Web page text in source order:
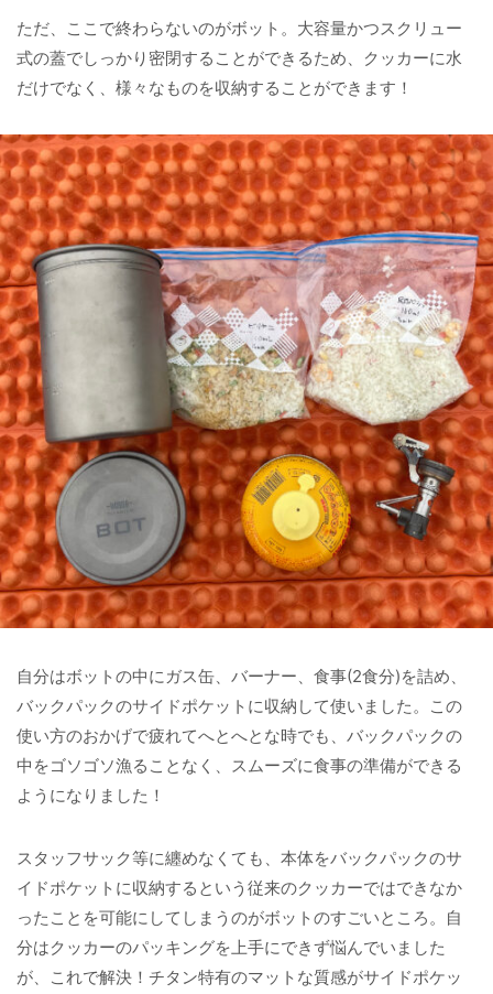
ただ、ここで終わらないのがボット。大容量かつスクリュー
式の蓋でしっかり密閉することができるため、クッカーに水
だけでなく、様々なものを収納することができます！
自分はボットの中にガス缶、バーナー、食事(2食分)を詰め、
バックパックのサイドポケットに収納して使いました。この
使い方のおかげで疲れてへとへとな時でも、バックパックの
中をゴソゴソ漁ることなく、スムーズに食事の準備ができる
ようになりました！
スタッフサック等に纏めなくても、本体をバックパックのサ
イドポケットに収納するという従来のクッカーではできなか
ったことを可能にしてしまうのがボットのすごいところ。自
分はクッカーのパッキングを上手にできず悩んでいました
が、これで解決！チタン特有のマットな質感がサイドポケッ